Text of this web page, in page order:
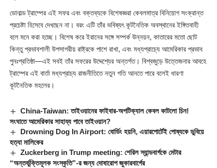
ডোনাল্ড ট্রাম্পের এই সফর এবং বক্তব্যকে বিশেষজ্ঞরা কেবলমাত্র বিনিয়োগ সংক্রান্ত
প্রচেষ্টা হিসেবে দেখছেন না। বরং এটি তাঁর ভবিষ্যৎ কূটনৈতিক অবস্থানের ইঙ্গিতবাহী
বলে মনে করা হচ্ছে। বিশেষ করে ইরানের সঙ্গে সম্পর্ক উন্নয়ন, কাতারের মতো ছোট
কিন্তু প্রভাবশালী উপসাগরীয় রাষ্ট্রকে পাশে রাখা, এবং মধ্যপ্রাচ্যে আমেরিকার প্রভাব
পুনঃপ্রতিষ্ঠা—এই সবই তাঁর সফরের উদ্দেশ্যের অন্তর্গত। বিশ্বজুড়ে উত্তেজনার আবহে
ট্রাম্পের এই বার্তা মধ্যপ্রাচ্য রাজনীতিতে নতুন গতি আনতে পারে বলেই ধারণা
কূটনৈতিক মহলের।
China-Taiwan: তাইওয়ানের ফাইবার-অপটিক্যাল কেবল কাটলো চিন!
সংঘাতে আমেরিকার সাহায্য পাবে তাইওয়ান?
Drowning Dog In Airport: বোর্ডিং হয়নি, এয়ারপোর্টেই পোষ্যকে ডুবিয়ে
হত্যা মালিকের
Zuckerberg in Trump meeting: শেরিল স্যান্ডবার্গকে মেটার
“অন্তর্ভুক্তিমূলক সংস্কৃতি”-র জন্য দোষারোপ জুকারবার্গের